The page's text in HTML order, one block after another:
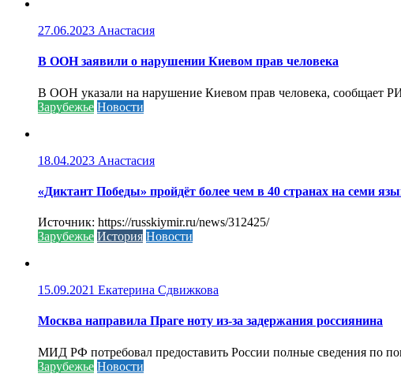
27.06.2023 Анастасия
В ООН заявили о нарушении Киевом прав человека
В ООН указали на нарушение Киевом прав человека, сообщает
Зарубежье Новости
18.04.2023 Анастасия
«Диктант Победы» пройдёт более чем в 40 странах на семи
Источник: https://russkiymir.ru/news/312425/
Зарубежье История Новости
15.09.2021 Екатерина Сдвижкова
Москва направила Праге ноту из-за задержания россиянина
МИД РФ потребовал предоставить России полные сведения по
Зарубежье Новости